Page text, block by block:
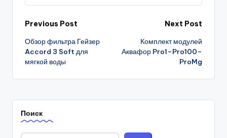
Post
navigation
Previous Post
Обзор фильтра Гейзер
Accord 3 Soft для
мягкой воды
Next Post
Комплект модулей
Аквафор Pro1–Pro100–
ProMg
Поиск